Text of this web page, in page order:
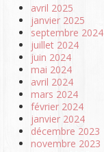
avril 2025
janvier 2025
septembre 2024
juillet 2024
juin 2024
mai 2024
avril 2024
mars 2024
février 2024
janvier 2024
décembre 2023
novembre 2023